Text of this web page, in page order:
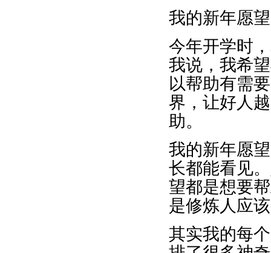
我的新年愿望
今年开学时
我说，我希
以帮助有需
界，让好人
助。
我的新年愿
长都能看见
望都是想要
是修炼人应
其实我的每